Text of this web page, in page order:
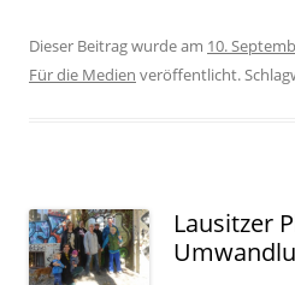
Dieser Beitrag wurde am 10.
Für die Medien veröffentlicht.
Lausitzer